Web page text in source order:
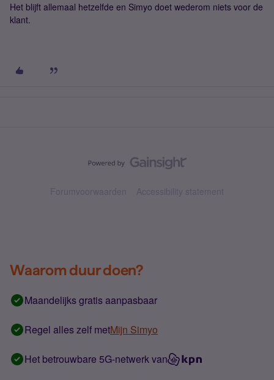
Het blijft allemaal hetzelfde en Simyo doet wederom niets voor de
klant.
Forumvoorwaarden Accessibility statement
Waarom duur doen?
Maandelijks gratis aanpasbaar
Regel alles zelf metMijn Simyo
Het betrouwbare 5G-netwerk van